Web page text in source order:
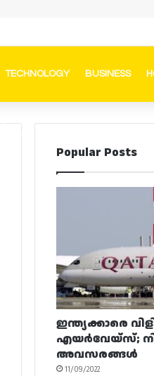
TECHNOLOGY BUSINESS
FacebookInstagram
Telegram
Whatsapp
Popular Posts
ഇന്ത്യക്കാരെ
എയർവേയ്‌സ്;
അവസരങ്ങൾ
11/09/2022